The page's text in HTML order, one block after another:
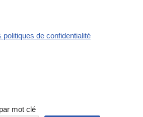
de confidentialité
mot clé